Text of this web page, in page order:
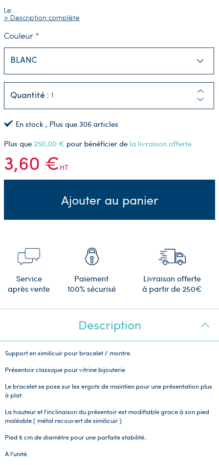
Le…
> Description complète
Couleur
Quantité :
En stock , Plus que 306 articles
Plus que 250,00 € pour bénéficier de la livraison offerte
3,60 €HT
Ajouter au panier
Service
après vente
Paiement
100% sécurisé
Livraison offerte
à partir de 250€
Description
Support en similicuir pour bracelet / montre.
Présentoir classique pour vitrine bijouterie
Le bracelet se pose sur les ergots de maintien pour une présentation plus
à plat.
La hauteur et l'inclinaison du présentoir est modifiable grace à son pied
maléable ( métal recouvert de similicuir )
Pied 6 cm de diamètre pour une parfaite stabilité..
A l'unité.